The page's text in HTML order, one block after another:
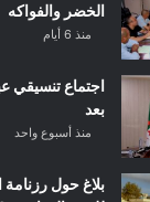
الخضر والفواكه
منذ 6 أيام
اجتماع تنسيقي
بعد
منذ أسبوع واحد
بلاغ حول